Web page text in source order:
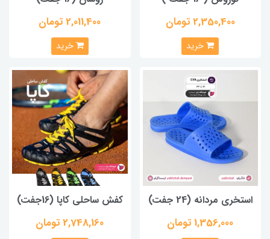
2,350,400 تومان
خرید
2,011,400 تومان
خرید
استخری مردانه (24 جفت)
1,356,000 تومان
کفش ساحلی کاپا (16جفت)
2,748,160 تومان